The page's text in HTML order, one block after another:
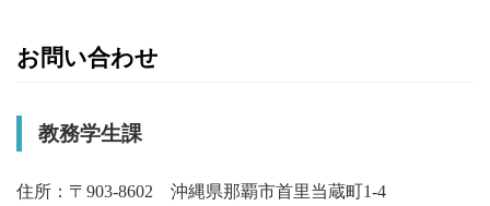
お問い合わせ
教務学生課
住所：〒903-8602 沖縄県那覇市首里当蔵町1-4